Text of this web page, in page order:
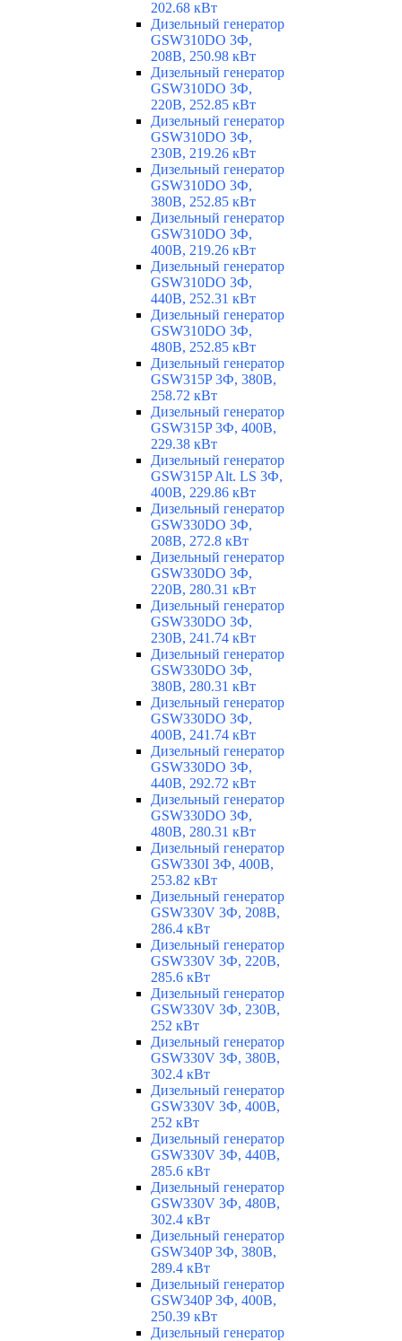
202.68 кВт
Дизельный генератор
GSW310DO 3Ф,
208В, 250.98 кВт
Дизельный генератор
GSW310DO 3Ф,
220В, 252.85 кВт
Дизельный генератор
GSW310DO 3Ф,
230В, 219.26 кВт
Дизельный генератор
GSW310DO 3Ф,
380В, 252.85 кВт
Дизельный генератор
GSW310DO 3Ф,
400В, 219.26 кВт
Дизельный генератор
GSW310DO 3Ф,
440В, 252.31 кВт
Дизельный генератор
GSW310DO 3Ф,
480В, 252.85 кВт
Дизельный генератор
GSW315P 3Ф, 380В,
258.72 кВт
Дизельный генератор
GSW315P 3Ф, 400В,
229.38 кВт
Дизельный генератор
GSW315P Alt. LS 3Ф,
400В, 229.86 кВт
Дизельный генератор
GSW330DO 3Ф,
208В, 272.8 кВт
Дизельный генератор
GSW330DO 3Ф,
220В, 280.31 кВт
Дизельный генератор
GSW330DO 3Ф,
230В, 241.74 кВт
Дизельный генератор
GSW330DO 3Ф,
380В, 280.31 кВт
Дизельный генератор
GSW330DO 3Ф,
400В, 241.74 кВт
Дизельный генератор
GSW330DO 3Ф,
440В, 292.72 кВт
Дизельный генератор
GSW330DO 3Ф,
480В, 280.31 кВт
Дизельный генератор
GSW330I 3Ф, 400В,
253.82 кВт
Дизельный генератор
GSW330V 3Ф, 208В,
286.4 кВт
Дизельный генератор
GSW330V 3Ф, 220В,
285.6 кВт
Дизельный генератор
GSW330V 3Ф, 230В,
252 кВт
Дизельный генератор
GSW330V 3Ф, 380В,
302.4 кВт
Дизельный генератор
GSW330V 3Ф, 400В,
252 кВт
Дизельный генератор
GSW330V 3Ф, 440В,
285.6 кВт
Дизельный генератор
GSW330V 3Ф, 480В,
302.4 кВт
Дизельный генератор
GSW340P 3Ф, 380В,
289.4 кВт
Дизельный генератор
GSW340P 3Ф, 400В,
250.39 кВт
Дизельный генератор